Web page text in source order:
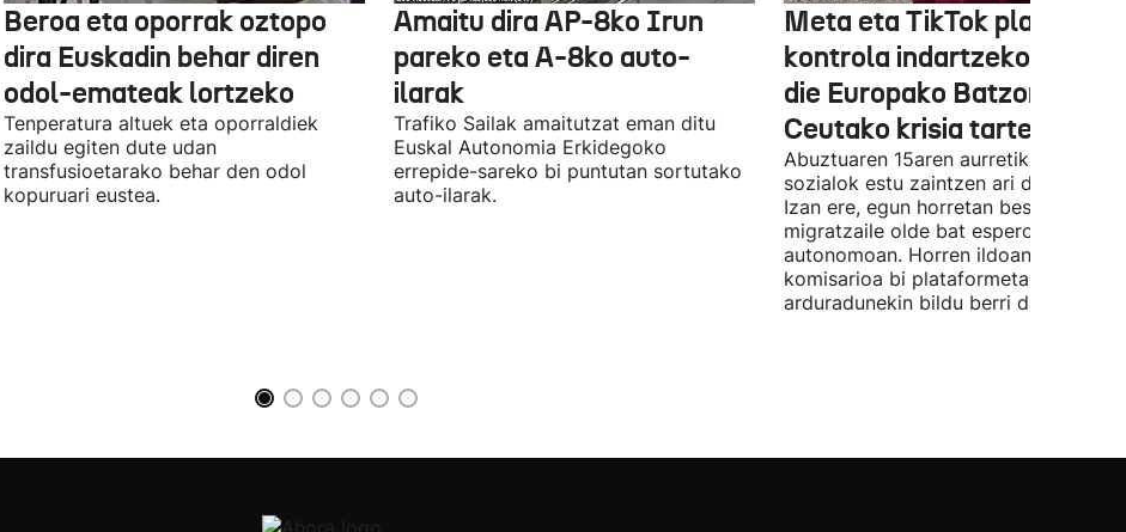
Beroa eta oporrak oztopo
dira Euskadin behar diren
odol-emateak lortzeko
Tenperatura altuek eta oporraldiek
zaildu egiten dute udan
transfusioetarako behar den odol
kopuruari eustea.
Amaitu dira AP-8ko Irun
pareko eta A-8ko auto-
ilarak
Trafiko Sailak amaitutzat eman ditu
Euskal Autonomia Erkidegoko
errepide-sareko bi puntutan sortutako
auto-ilarak.
Meta eta TikTok
kontrola indartzeko eskatu
die Europako Batzordeak,
Ceutako krisia tarteko
Abuztuaren 15aren aurretik, sare
sozialok estu zaintzen ari da Brusela.
Izan ere, egun horretan beste
migratzaile olde bat espero da hiri
autonomoan. Horren ildoan,
komisarioa bi plataformetako
arduradunekin bildu berri da.